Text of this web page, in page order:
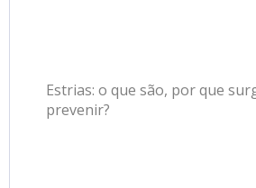
Estrias: o que são, por que
prevenir?